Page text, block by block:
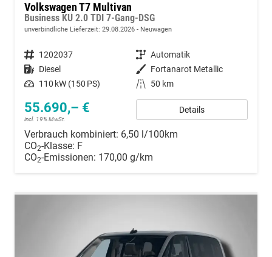
Volkswagen T7 Multivan
Business KÜ 2.0 TDI 7-Gang-DSG
unverbindliche Lieferzeit: 29.08.2026 Neuwagen
Fahrzeugnummer 1202037 Getriebe Automatik
Kraftstoff Diesel Außenfarbe Fortanarot Metallic
Leistung 110 kW (150 PS) Kilometerstand 50 km
55.690,– €
incl. 19% MwSt.
Details
Verbrauch kombiniert: 6,50 l/100km
CO2-Klasse: F
CO2-Emissionen: 170,00 g/km